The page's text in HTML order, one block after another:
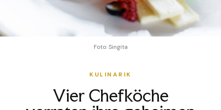
Foto: Singita
KULINARIK
Vier Chefköche